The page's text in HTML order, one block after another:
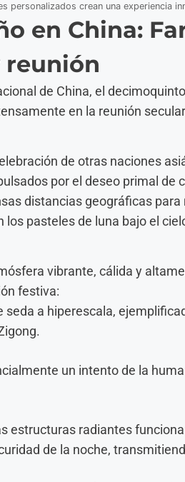
personalizados crean una experiencia
en China:
reunión
de China, el
en la reunión
de otras naciones
por el deseo primal de
distancias geográficas
los pasteles de luna bajo el
vibrante, cálida y
festiva:
seda a hiperescala,
un intento de la
estructuras radiantes
de la noche,